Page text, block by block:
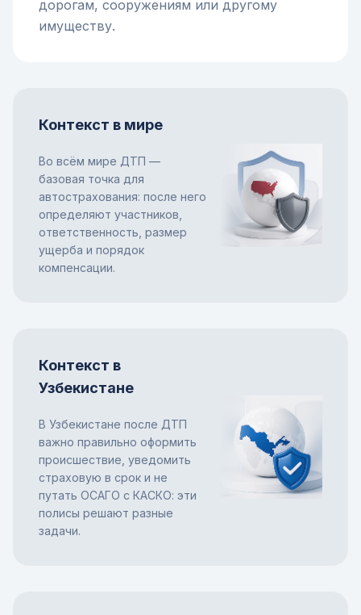
дорогам, сооружениям или другому
имуществу.
Контекст в мире
Во всём мире ДТП —
базовая точка для
автострахования: после него
определяют участников,
ответственность, размер
ущерба и порядок
компенсации.
Контекст в
Узбекистане
В Узбекистане после ДТП
важно правильно оформить
происшествие, уведомить
страховую в срок и не
путать ОСАГО с КАСКО: эти
полисы решают разные
задачи.